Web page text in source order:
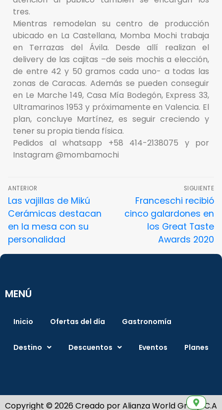
tres.
Mientras remodelan su centro de producción
ubicado en La Castellana, Momba Mochi trabaja
en Terrazas del Ávila. Desde allí realizan el
delivery de las cajitas –de seis mochis a elección,
de entre 42 y 50 gramos cada uno- a todas las
zonas de Caracas. Además se pueden conseguir
en Le Marche 149, Casa Mía Bodegón, Express 33,
Ultramarinos 1953 y próximamente en Valencia. El
plan, concluye Martínez, es seguir creciendo y
tener su propia tienda física.
Pedidos al whatsapp +58 414-2138075 y por
Instagram @mombamochi
ANTERIOR
Las vajillas de Mikú
Cerámicas destacan
en la mesa con su
personalidad
SIGUIENTE
Franceschi recibió
cinco galardones en
los Great Taste
Awards 2020
MENÚ
Inicio Ofertas del día Gastronomía
Destino Descuentos Eventos Planes
Copyright © 2026 Creado por Alianza World Group C.A